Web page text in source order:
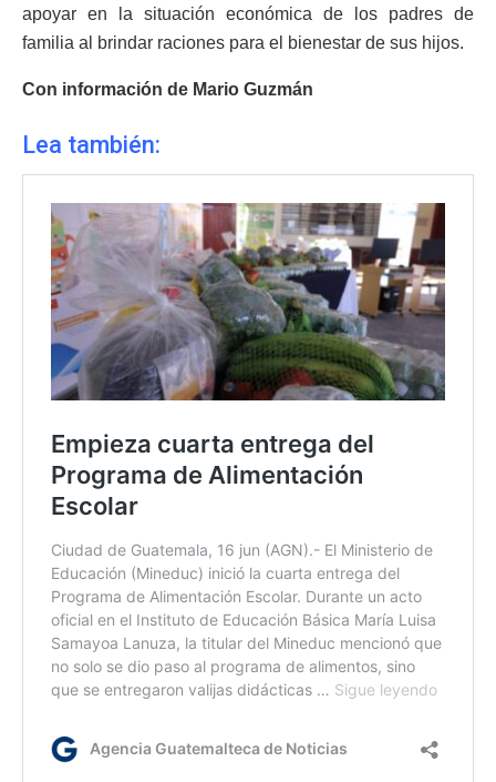
apoyar en la situación económica de los padres de
familia al brindar raciones para el bienestar de sus hijos.
Con información de Mario Guzmán
Lea también: